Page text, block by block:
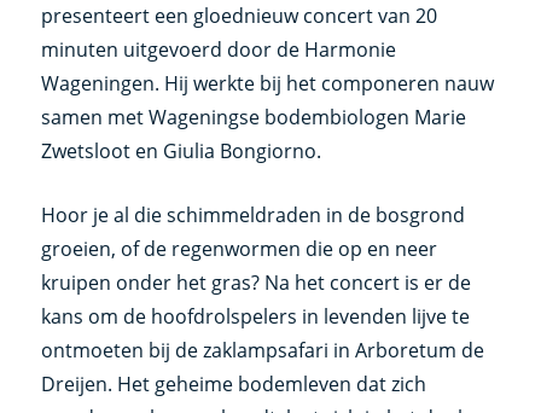
presenteert een gloednieuw concert van 20
minuten uitgevoerd door de Harmonie
Wageningen. Hij werkte bij het componeren nauw
samen met Wageningse bodembiologen Marie
Zwetsloot en Giulia Bongiorno.
Hoor je al die schimmeldraden in de bosgrond
groeien, of de regenwormen die op en neer
kruipen onder het gras? Na het concert is er de
kans om de hoofdrolspelers in levenden lijve te
ontmoeten bij de zaklampsafari in Arboretum de
Dreijen. Het geheime bodemleven dat zich